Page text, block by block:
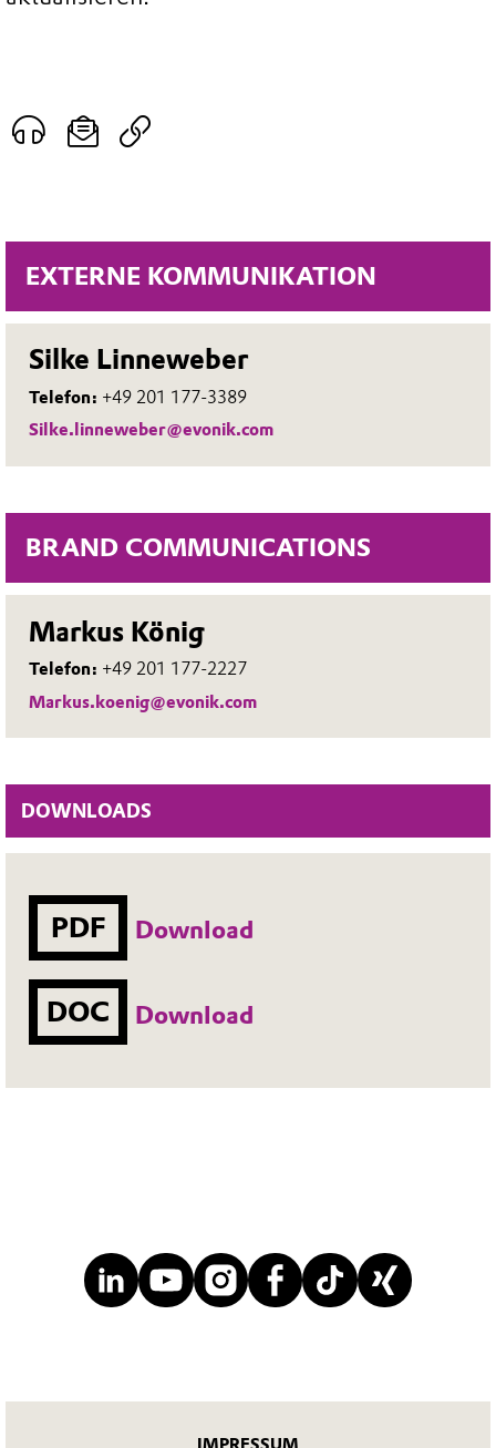
EXTERNE KOMMUNIKATION
Silke Linneweber
Telefon: +49 201 177-3389
Silke.linneweber@evonik.com
BRAND COMMUNICATIONS
Markus König
Telefon: +49 201 177-2227
Markus.koenig@evonik.com
DOWNLOADS
PDF Download
DOC Download